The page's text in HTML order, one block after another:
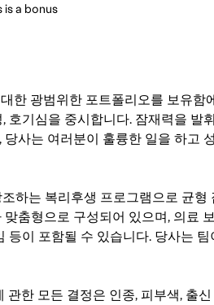
is a bonus
한 광범위한 포트폴리오를 보유함
호기심을 중시합니다. 잠재력을 발
사는 여러분이 훌륭한 일을 하고
하는 복리후생 프로그램으로 균형
춤형으로 구성되어 있으며, 의료
등이 포함될 수 있습니다. 당사는 팀
한 모든 결정은 인종, 피부색, 출신